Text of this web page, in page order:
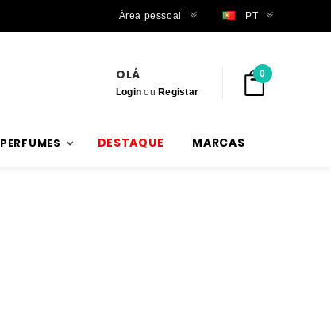
Trabalhamos com stock verdadeiro
Área pessoal PT
OLÁ
Login ouRegistar
0
PERFUMES DESTAQUE MARCAS